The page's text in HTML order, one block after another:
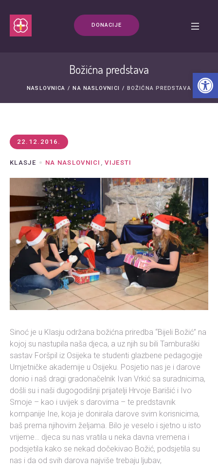
DONACIJE
Božićna predstava
NASLOVNICA / NA NASLOVNICI / BOŽIĆNA PREDSTAVA
22.12.2016.
KLASJE NA NASLOVNICI ,VIJESTI
Sinoć je u Klasju održana božićna priredba “Bijeli Božić” na
kojoj su nastupila naša djeca, a uz njih su bili Tamburaški
sastav Foršpil iz Osijeka te studenti glazbene pedagogije
Umjetničke akademije u Osijeku. Posjetio nas je i darove
donio i naš dragi gradonačelnik Ivan Vrkić sa suradnicima,
došli su i naši dugogodišnji prijatelji Hrvoje Barišić i Ivo
Smoje – kao i uvijek s darovima – te predstavnik
kompanije Ine, koja je donirala darove svim korisnicima,
baš prema njihovim željama. Bilo je veselo i sjetno u isto
vrijeme… djeca su nas vratila u neka davna vremena i
podsjetila kako se nekad dočekivao Božić, podsjetila su
nas i da od svih darova najviše trebaju ljubav,